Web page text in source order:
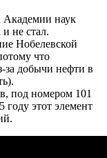
Академии наук
не стал.
Нобелевской
что
за добычи нефти в
под номером 101
году этот элемент